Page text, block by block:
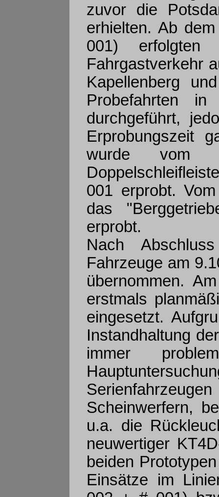
zuvor die
erhielten. Ab
001) erfolgten
Fahrgastverkehr
Kapellenberg
Probefahrten in
durchgeführt,
Erprobungszeit
wurde vom
001 erprobt.
das
erprobt.
Nach
Fahrzeuge am
übernommen.
erstmals
eingesetzt.
Instandhaltung
immer
Scheinwerfern,
u.a. die
neuwertiger
beiden
Einsätze im